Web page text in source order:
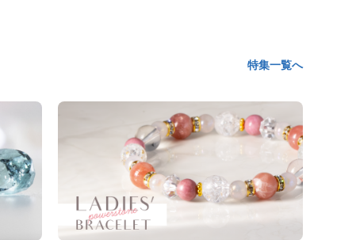
特集一覧へ